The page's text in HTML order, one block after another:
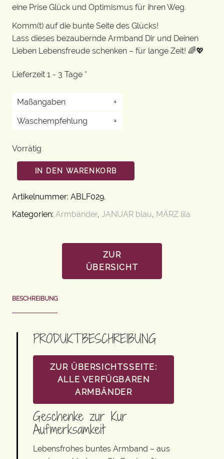
eine Prise Glück und Optimismus für ihren Weg.
Komm(t) auf die bunte Seite des Glücks!
Lass dieses bezaubernde Armband Dir und Deinen
Lieben Lebensfreude schenken – für lange Zeit! 🌈💖
Lieferzeit 1 - 3 Tage *
Maßangaben
+
Waschempfehlung
+
Vorrätig
IN DEN WARENKORB
Artikelnummer: ABLF029.
Kategorien: Armbänder, JANUAR blau MÄRZ lila
ZUR
ÜBERSICHT
BESCHREIBUNG
PRODUKTBESCHREIBUNG
ZUR ÜBERSICHTSSEITE:
ALLE VERFÜGBAREN
ARMBÄNDER
Geschenke zur Kur
Aufmerksamkeit
Lebensfrohes buntes Armband – aus